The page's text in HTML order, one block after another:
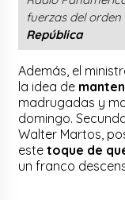
fuerzas del
República
Además, el
la idea de
madrugadas y
domingo.
Walter Martos,
estetoque de
un franco